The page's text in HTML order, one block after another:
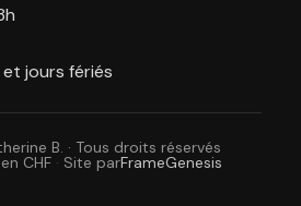
jours fériés
B. · Tous droits réservés
CHF · Site parFrameGenesis